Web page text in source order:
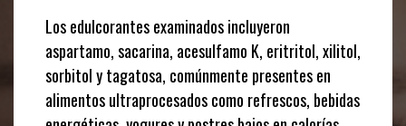
Los edulcorantes examinados incluyeron
aspartamo, sacarina, acesulfamo K, eritritol, xilitol,
sorbitol y tagatosa, comúnmente presentes en
alimentos ultraprocesados como refrescos, bebidas